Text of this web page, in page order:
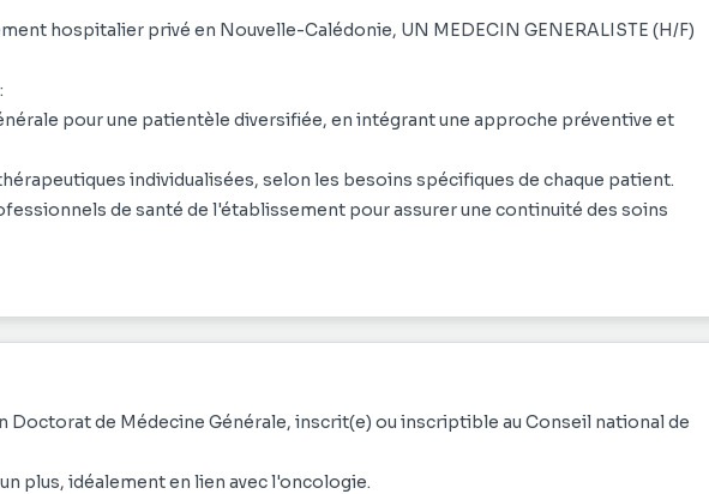
hospitalier privé en Nouvelle-Calédonie, UN MEDECIN GENERALISTE (H/F)
pour une patientèle diversifiée, en intégrant une approche préventive et
individualisées, selon les besoins spécifiques de chaque patient.
de santé de l'établissement pour assurer une continuité des soins
des dossiers médicaux, pour faciliter les soins futurs et répondre aux
médicaux récents, les innovations thérapeutiques et les meilleures pratiques
et aux activités de développement professionnel continu.
Doctorat de Médecine Générale, inscrit(e) ou inscriptible au Conseil national de
plus, idéalement en lien avec l'oncologie.